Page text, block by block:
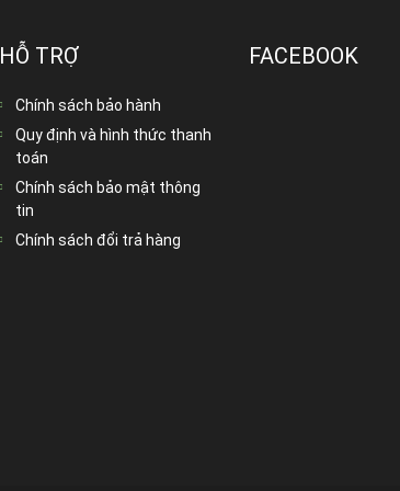
HỖ TRỢ
Chính sách bảo hành
Quy định và hình thức thanh
toán
Chính sách bảo mật thông
tin
Chính sách đổi trả hàng
FACEBOOK